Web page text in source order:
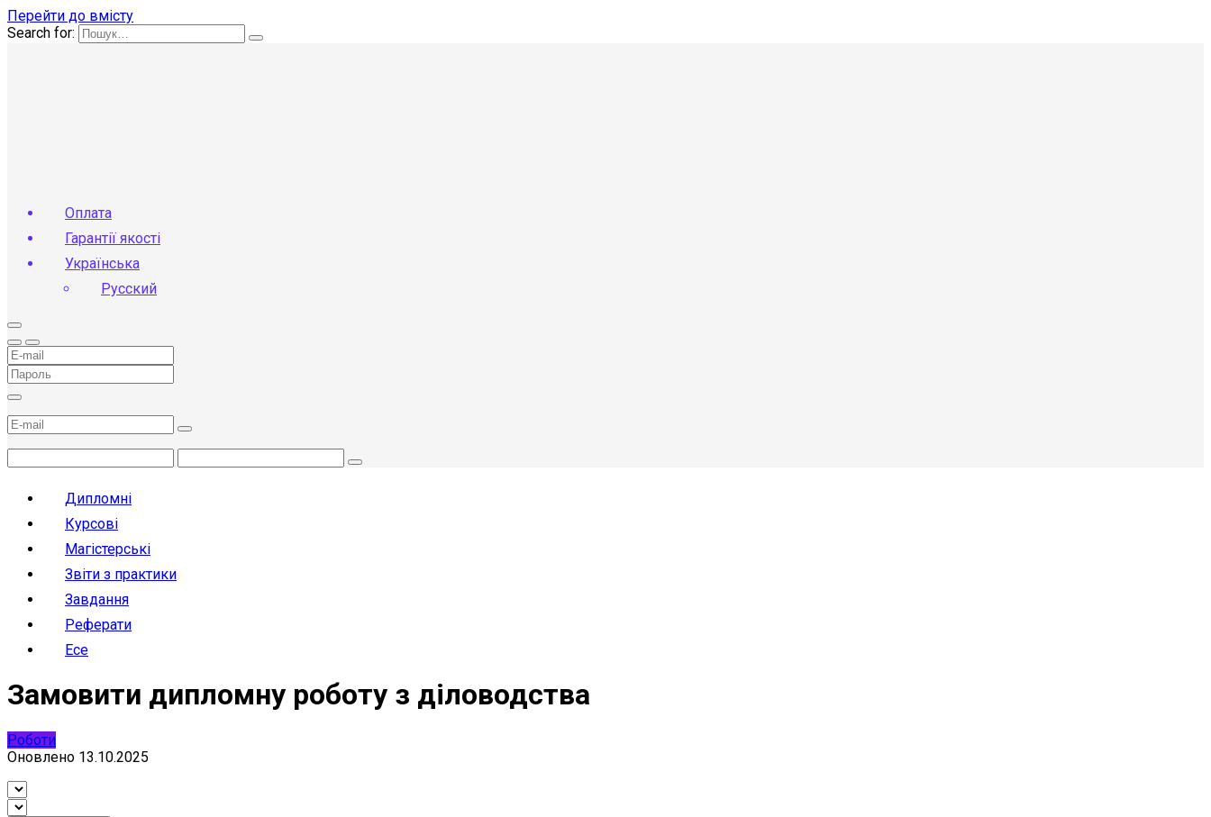
Перейти до вмісту
Search for:
Оплата
Гарантії якості
Українська
Русский
Дипломні
Курсові
Магістерські
Звіти з практики
Завдання
Реферати
Есе
Замовити дипломну роботу з діловодства
Роботи
Оновлено 13.10.2025